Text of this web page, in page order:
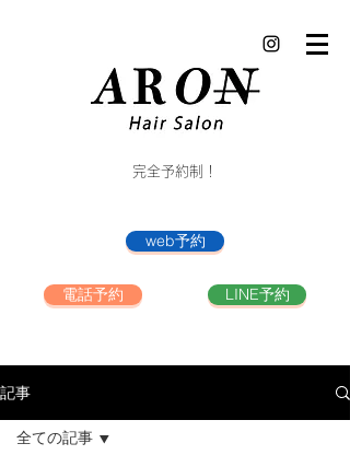
完全予約制！
web予約
電話予約 LINE予約
記事
全ての記事